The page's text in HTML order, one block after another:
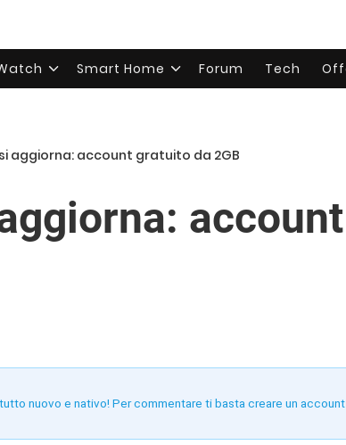
Smart Home Forum Tech
aggiorna: account gratuito da 2GB
nuovo e nativo! Per commentare ti basta creare un